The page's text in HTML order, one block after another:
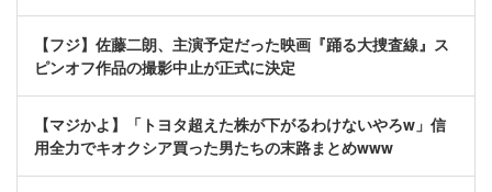
【フジ】佐藤二朗、主演予定だった映画『踊る大捜査線』ス
ピンオフ作品の撮影中止が正式に決定
【マジかよ】「トヨタ超えた株が下がるわけないやろw」信
用全力でキオクシア買った男たちの末路まとめwww